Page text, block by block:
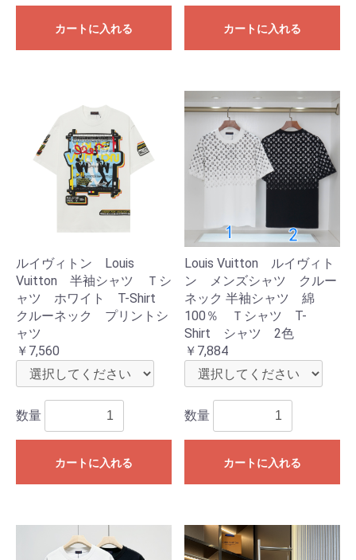
カートに入れる カートに入れる
ルイヴィトン Louis
Vuitton 半袖シャツ Ｔシ
ャツ ホワイト T-Shirt
クルーネック プリントシ
ャツ
￥7,560
数量
カートに入れる
Louis Vuitton ルイヴィト
ン メンズシャツ クルー
ネック 半袖シャツ 綿
100％ Ｔシャツ T-
Shirt シャツ 2色
￥7,884
数量
カートに入れる